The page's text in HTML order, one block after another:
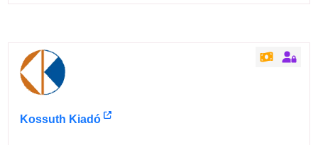
Kossuth Kiadó